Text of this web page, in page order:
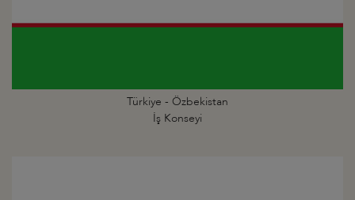
Türkiye - Özbekistan
İş Konseyi